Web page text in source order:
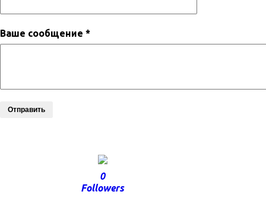
Ваше сообщение *
Отправить
0
Followers